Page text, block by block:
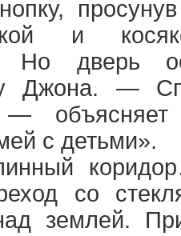
и
Но дверь
Джона. —
—
с детьми».
со
землей.